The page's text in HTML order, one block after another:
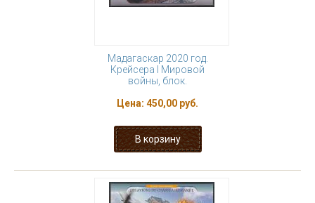
Мадагаскар 2020 год.
Крейсера I Мировой
войны, блок.
Цена: 450,00 руб.